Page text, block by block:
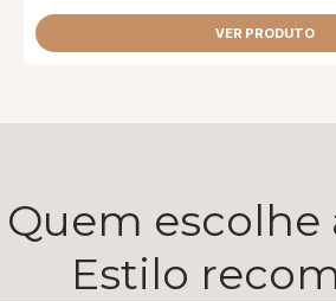
VER PRODUTO
Quem escolhe
Estilo